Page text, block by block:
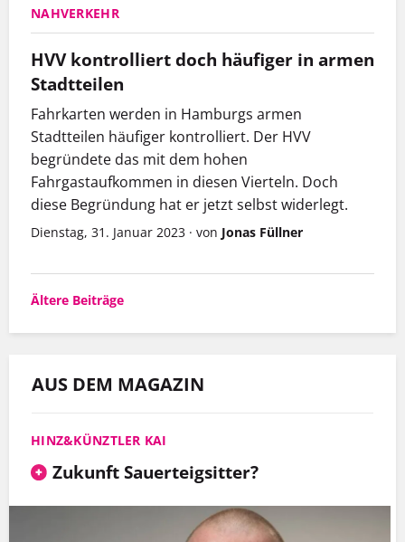
NAHVERKEHR
HVV kontrolliert doch häufiger in armen
Stadtteilen
Fahrkarten werden in Hamburgs armen
Stadtteilen häufiger kontrolliert. Der HVV
begründete das mit dem hohen
Fahrgastaufkommen in diesen Vierteln. Doch
diese Begründung hat er jetzt selbst widerlegt.
Dienstag, 31. Januar 2023 · von Jonas Füllner
Beitragsnavigation
Ältere Beiträge
AUS DEM MAGAZIN
HINZ&KÜNZTLER KAI
Zukunft Sauerteigsitter?